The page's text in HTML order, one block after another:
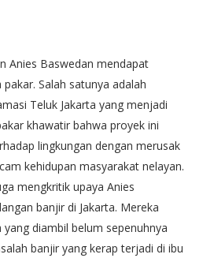
Anies Baswedan mendapat
Salah satunya adalah
Teluk Jakarta yang menjadi
khawatir bahwa proyek ini
lingkungan dengan merusak
kehidupan masyarakat nelayan.
mengkritik upaya Anies
banjir di Jakarta. Mereka
diambil belum sepenuhnya
banjir yang kerap terjadi di ibu